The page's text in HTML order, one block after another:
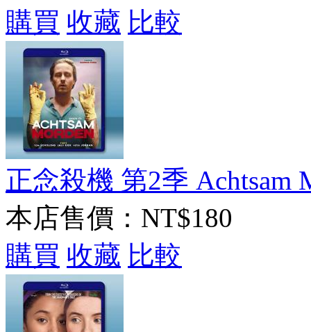
購買 收藏 比較
正念殺機 第2季 Achtsam
本店售價： NT$180
購買 收藏 比較